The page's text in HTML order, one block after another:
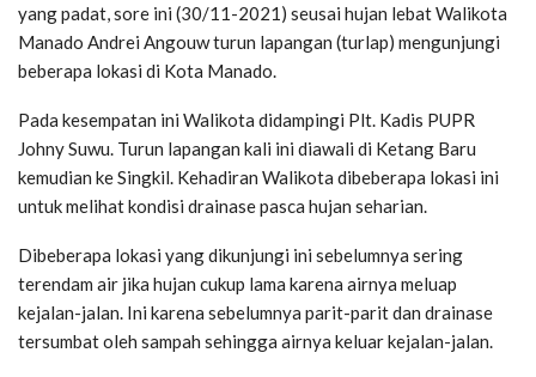
yang padat, sore ini (30/11-2021) seusai hujan lebat Walikota
Manado Andrei Angouw turun lapangan (turlap) mengunjungi
beberapa lokasi di Kota Manado.
Pada kesempatan ini Walikota didampingi Plt. Kadis PUPR
Johny Suwu. Turun lapangan kali ini diawali di Ketang Baru
kemudian ke Singkil. Kehadiran Walikota dibeberapa lokasi ini
untuk melihat kondisi drainase pasca hujan seharian.
Dibeberapa lokasi yang dikunjungi ini sebelumnya sering
terendam air jika hujan cukup lama karena airnya meluap
kejalan-jalan. Ini karena sebelumnya parit-parit dan drainase
tersumbat oleh sampah sehingga airnya keluar kejalan-jalan.